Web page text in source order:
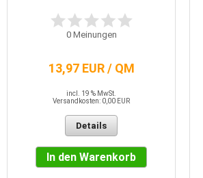
0Meinungen
13,97 EUR / QM
incl. 19 % MwSt.
Versandkosten: 0,00 EUR
Details
In den Warenkorb